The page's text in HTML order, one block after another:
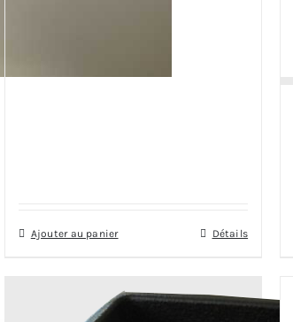
Ajouter au panier Détails